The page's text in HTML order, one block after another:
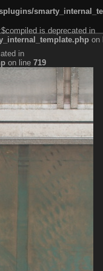
is deprecated in
on
in
on line 719